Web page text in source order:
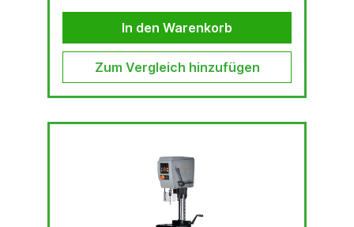
ergonomisch geneigter FrontLED-
BeleuchtungSchnell verstellbarer...
In den Warenkorb
Zum Vergleich hinzufügen